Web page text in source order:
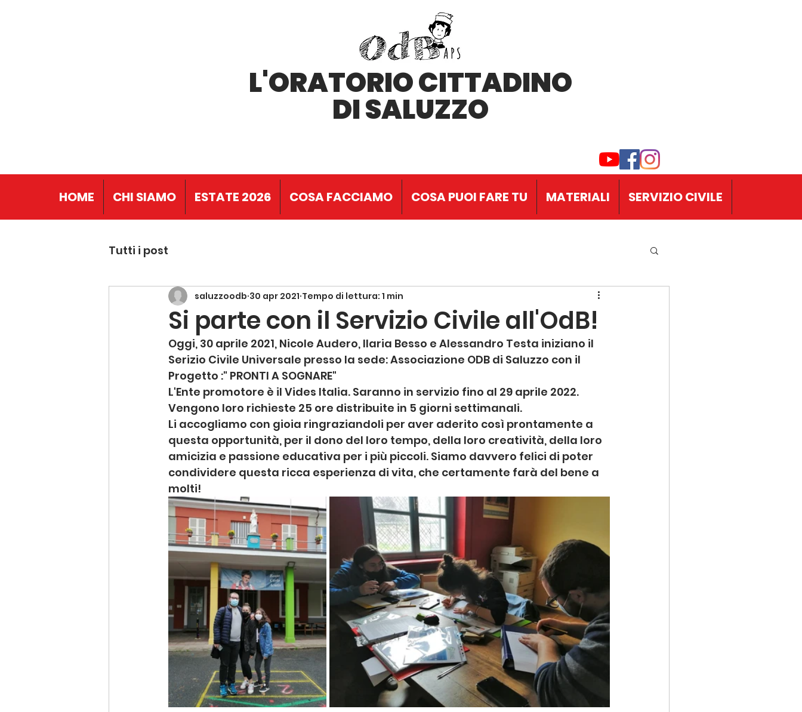
L'ORATORIO CITTADINO
DI SALUZZO
HOME CHI SIAMO ESTATE 2026 COSA FACCIAMO COSA PUOI FARE TU MATERIALI SERVIZIO CIVILE
Tutti i post
Si parte con il Servizio Civile all'OdB!
saluzzoodb 30 apr 2021 Tempo di lettura: 1 min
Oggi, 30 aprile 2021, Nicole Audero, Ilaria Besso e Alessandro Testa iniziano il
Serizio Civile Universale presso la sede: Associazione ODB di Saluzzo con il
Progetto :" PRONTI A SOGNARE"
L'Ente promotore è il Vides Italia. Saranno in servizio fino al 29 aprile 2022.
Vengono loro richieste 25 ore distribuite in 5 giorni settimanali.
Li accogliamo con gioia ringraziandoli per aver aderito così prontamente a
questa opportunità, per il dono del loro tempo, della loro creatività, della loro
amicizia e passione educativa per i più piccoli. Siamo davvero felici di poter
condividere questa ricca esperienza di vita, che certamente farà del bene a
molti!